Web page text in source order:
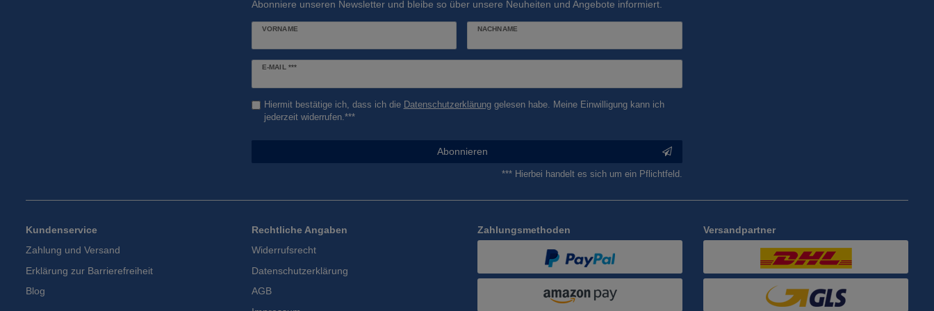
Abonniere unseren Newsletter und bleibe so über unsere Neuheiten und Angebote informiert.
VORNAME NACHNAME
E-MAIL ***
Newsletter
Hiermit bestätige ich, dass ich die Daten­schutz­erklärunggelesen habe. Meine Einwilligung kann ich
jederzeit widerrufen.***
Abonnieren
*** Hierbei handelt es sich um ein Pflichtfeld.
Kundenservice
Zahlung und Versand
Erklärung zur Barrierefreiheit
Blog
Rechtliche Angaben
Widerrufsrecht
Datenschutzerklärung
AGB
Zahlungsmethoden Versandpartner